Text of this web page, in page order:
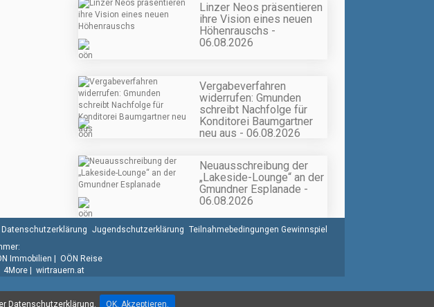
Linzer Neos präsentieren
ihre Vision eines neuen
Höhenrauschs -
06.08.2026
Vergabeverfahren
widerrufen: Gmunden
schreibt Nachfolge für
Konditorei Baumgartner
neu aus - 06.08.2026
Neuausschreibung der
„Lakeside-Lounge“ an der
Gmundner Esplanade -
06.08.2026
Datenschutzerklärung. OK. Akzeptieren.
Datenschutzerklärung Jugendschutzerklärung Teilnahmebedingungen Gewinnspiel
Immobilien | OÖN Reise
4More | wirtrauern.at